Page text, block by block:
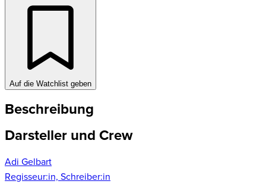
Auf die Watchlist geben
Beschreibung
Darsteller und Crew
Adi Gelbart
Regisseur:in, Schreiber:in